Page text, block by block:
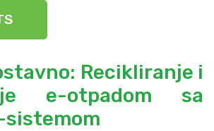
Recikliranje i
e-otpadom sa
sistemom